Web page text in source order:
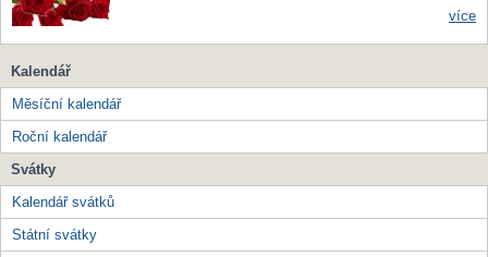
více
Kalendář
Měsíční kalendář
Roční kalendář
Svátky
Kalendář svátků
Státní svátky